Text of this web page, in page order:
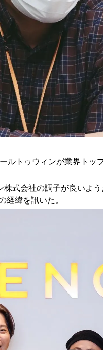
ルトゥウィンが業界ト
式会社の調子が良いよ
緯を訊いた。